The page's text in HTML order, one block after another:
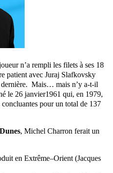
n’a rempli les filets à ses 18
patient avec Juraj Slafkovsky
dernière. Mais… mais n’y a-t-il
le 26 janvier1961 qui, en 1979,
pour un total de 137
, Michel Charron ferait un
en Extrême–Orient (Jacques